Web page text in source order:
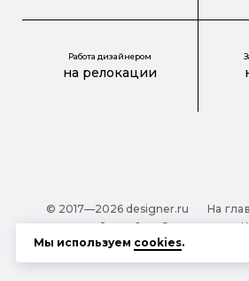
Работа дизайнером
на релокации
© 2017—2026 designer.ru На
дизайнера?
О проекте
Обработка персональных данных
Мы используем cookies.